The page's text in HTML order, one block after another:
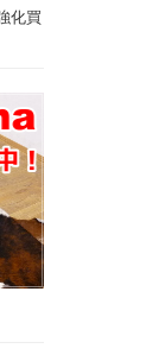
化買